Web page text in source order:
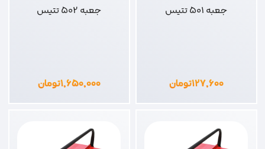
جعبه 501 تتیس
۱۲۷,۶۰۰تومان
جعبه 502 تتیس
۱,۶۵۰,۰۰۰تومان